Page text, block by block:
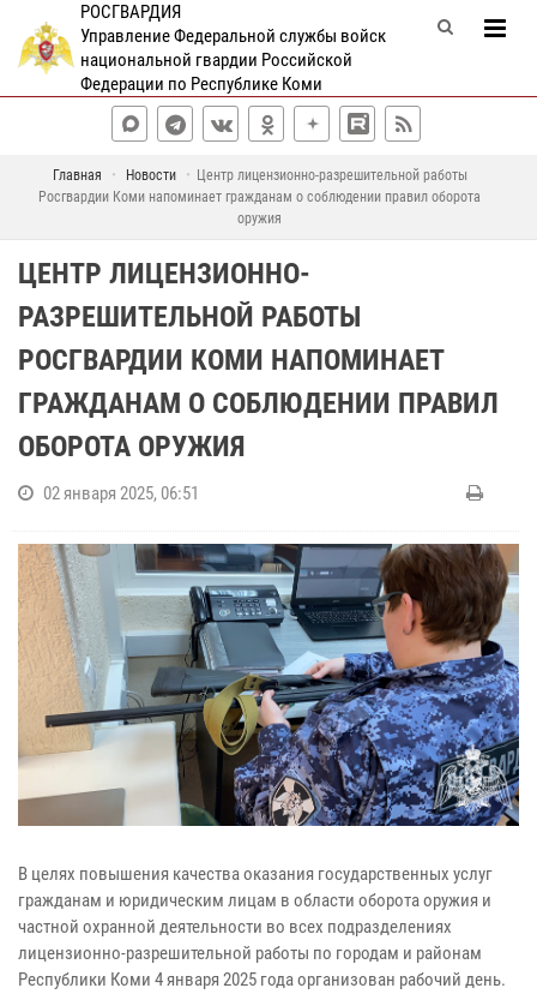
РОСГВАРДИЯ
Управление Федеральной службы войск
национальной гвардии Российской
Федерации по Республике Коми
Главная Новости
Центр лицензионно-разрешительной работы
Росгвардии Коми напоминает гражданам о соблюдении правил оборота
оружия
ЦЕНТР ЛИЦЕНЗИОННО-
РАЗРЕШИТЕЛЬНОЙ РАБОТЫ
РОСГВАРДИИ КОМИ НАПОМИНАЕТ
ГРАЖДАНАМ О СОБЛЮДЕНИИ ПРАВИЛ
ОБОРОТА ОРУЖИЯ
02 января 2025, 06:51
В целях повышения качества оказания государственных услуг
гражданам и юридическим лицам в области оборота оружия и
частной охранной деятельности во всех подразделениях
лицензионно-разрешительной работы по городам и районам
Республики Коми 4 января 2025 года организован рабочий день.